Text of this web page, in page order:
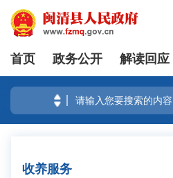
首页 政务公开 解读回应
收养服务